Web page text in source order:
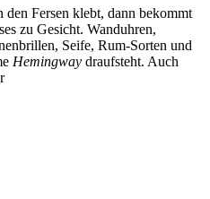
den Fersen klebt, dann bekommt
zu Gesicht. Wanduhren,
Seife, Rum-Sorten und
Hemingway draufsteht. Auch